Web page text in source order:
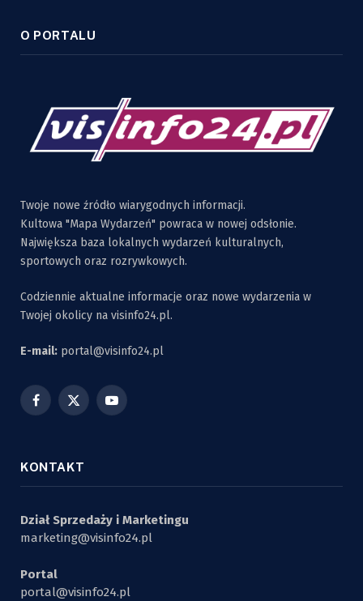
O PORTALU
Twoje nowe źródło wiarygodnych informacji.
Kultowa "Mapa Wydarzeń" powraca w nowej odsłonie.
Największa baza lokalnych wydarzeń kulturalnych,
sportowych oraz rozrywkowych.
Codziennie aktualne informacje oraz nowe wydarzenia w
Twojej okolicy na visinfo24.pl.
E-mail: portal@visinfo24.pl
Facebook
X
YouTube
KONTAKT
Dział Sprzedaży i Marketingu
marketing@visinfo24.pl
Portal
portal@visinfo24.pl